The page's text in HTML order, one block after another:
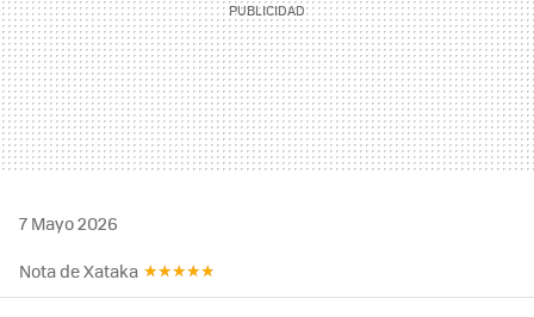
7 Mayo 2026
Nota de Xataka